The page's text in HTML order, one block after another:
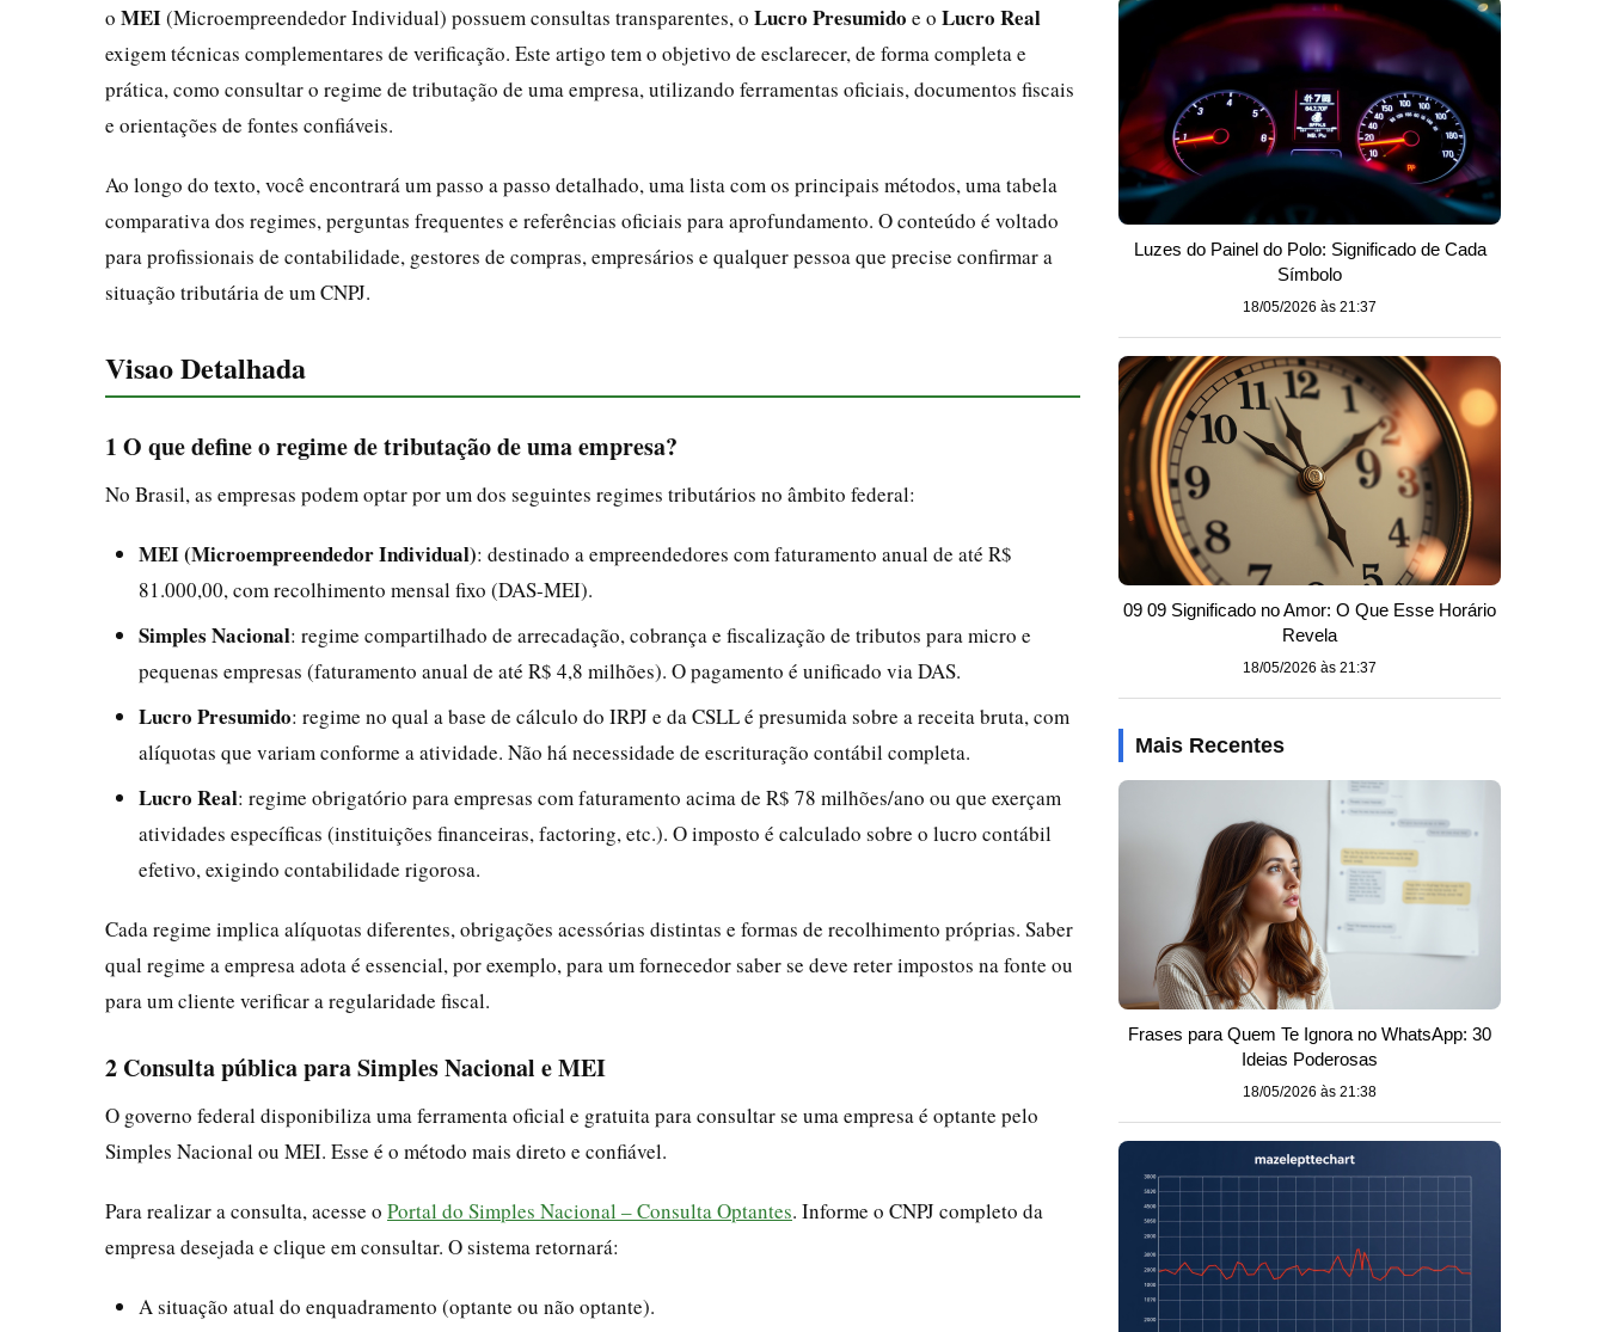
o MEI(Microempreendedor Individual) possuem consultas transparentes, o Lucro Presumido e o Lucro Real
exigem técnicas complementares de verificação. Este artigo tem o objetivo de esclarecer, de forma completa e
prática, como consultar o regime de tributação de uma empresa, utilizando ferramentas oficiais, documentos fiscais
e orientações de fontes confiáveis.
Ao longo do texto, você encontrará um passo a passo detalhado, uma lista com os principais métodos, uma tabela
comparativa dos regimes, perguntas frequentes e referências oficiais para aprofundamento. O conteúdo é voltado
para profissionais de contabilidade, gestores de compras, empresários e qualquer pessoa que precise confirmar a
situação tributária de um CNPJ.
Visao Detalhada
1 O que define o regime de tributação de uma empresa?
No Brasil, as empresas podem optar por um dos seguintes regimes tributários no âmbito federal:
MEI (Microempreendedor Individual): destinado a empreendedores com faturamento anual de até R$
81.000,00, com recolhimento mensal fixo (DAS-MEI).
Simples Nacional: regime compartilhado de arrecadação, cobrança e fiscalização de tributos para micro e
pequenas empresas (faturamento anual de até R$ 4,8 milhões). O pagamento é unificado via DAS.
Lucro Presumido: regime no qual a base de cálculo do IRPJ e da CSLL é presumida sobre a receita bruta, com
alíquotas que variam conforme a atividade. Não há necessidade de escrituração contábil completa.
Lucro Real: regime obrigatório para empresas com faturamento acima de R$ 78 milhões/ano ou que exerçam
atividades específicas (instituições financeiras, factoring, etc.). O imposto é calculado sobre o lucro contábil
efetivo, exigindo contabilidade rigorosa.
Cada regime implica alíquotas diferentes, obrigações acessórias distintas e formas de recolhimento próprias. Saber
qual regime a empresa adota é essencial, por exemplo, para um fornecedor saber se deve reter impostos na fonte ou
para um cliente verificar a regularidade fiscal.
2 Consulta pública para Simples Nacional e MEI
O governo federal disponibiliza uma ferramenta oficial e gratuita para consultar se uma empresa é optante pelo
Simples Nacional ou MEI. Esse é o método mais direto e confiável.
Para realizar a consulta, acesse o Portal do Simples Nacional – Consulta Optantes. Informe o CNPJ completo da
empresa desejada e clique em consultar. O sistema retornará:
A situação atual do enquadramento (optante ou não optante).
Luzes do Painel do Polo: Significado de Cada
Símbolo
18/05/2026 às 21:37
09 09 Significado no Amor: O Que Esse Horário
Revela
18/05/2026 às 21:37
Mais Recentes
Frases para Quem Te Ignora no WhatsApp: 30
Ideias Poderosas
18/05/2026 às 21:38